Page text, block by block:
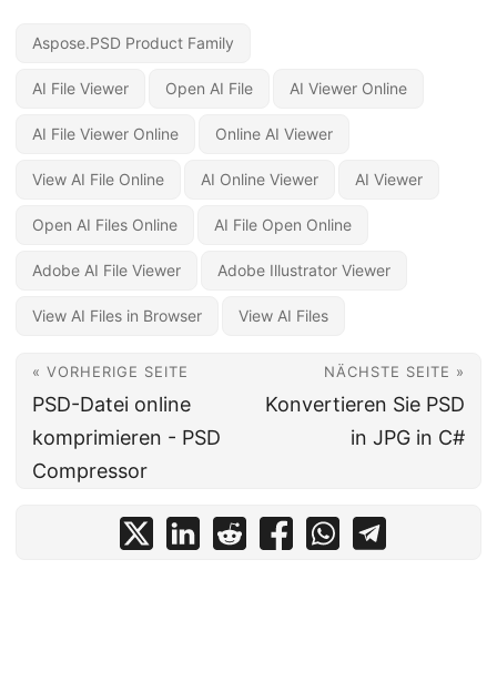
Aspose.PSD Product Family
AI File Viewer Open AI File AI Viewer Online
AI File Viewer Online Online AI Viewer
View AI File Online AI Online Viewer AI Viewer
Open AI Files Online AI File Open Online
Adobe AI File Viewer Adobe Illustrator Viewer
View AI Files in Browser View AI Files
« VORHERIGE SEITE
PSD-Datei online
komprimieren - PSD
Compressor
NÄCHSTE SEITE »
Konvertieren Sie PSD
in JPG in C#